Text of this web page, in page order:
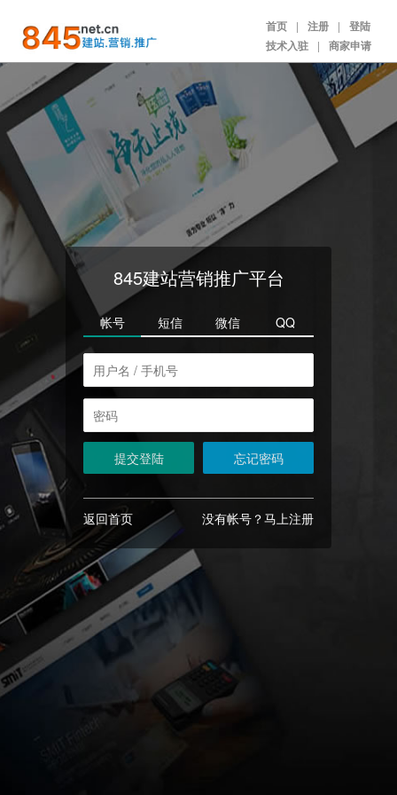
首页 | 注册 |
登陆
技术入驻
| 商家申请
845建站营销推广平台
帐号 短信 微信 QQ
提交登陆 忘记密码
返回首页 没有帐号？马上注册